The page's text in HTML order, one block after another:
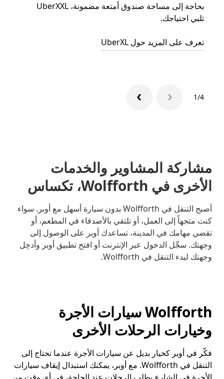
بحاجة إلى مساحة صندوق أمتعة مضمونة، UberXXL
تلبي احتياجك.
تعرف على المزيد حول UberXL
1/4
مشاركة المشاوير والخدمات
الأخرى في Wolfforth، تكساس
أصبح التنقل في Wolfforth بدون سيارة أسهل مع أوبر. سواء
كنت متجهاً إلى العمل، أو تلتقي بالأصدقاء في المطعم، أو
تقضي مهامك في المدينة، تساعدك أوبر على الوصول إلى
وجهتك. سجِّل الدخول عبر الإنترنت أو افتح تطبيق أوبر وأدخِل
وجهتك لبدء التنقل في Wolfforth.
Wolfforth سيارات الأجرة
وخيارات الرحلات الأخرى
فكّر في أوبر كخيار بديل عن سيارات الأجرة عندما تحتاج إلى
التنقل في Wolfforth. مع أوبر، يمكنك استبدال إيقاف سيارات